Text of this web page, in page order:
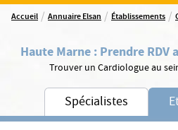
Accueil / Annuaire Elsan / Établissements /
Haute Marne: Prendre RDV
Trouver un Cardiologue au
Spécialistes